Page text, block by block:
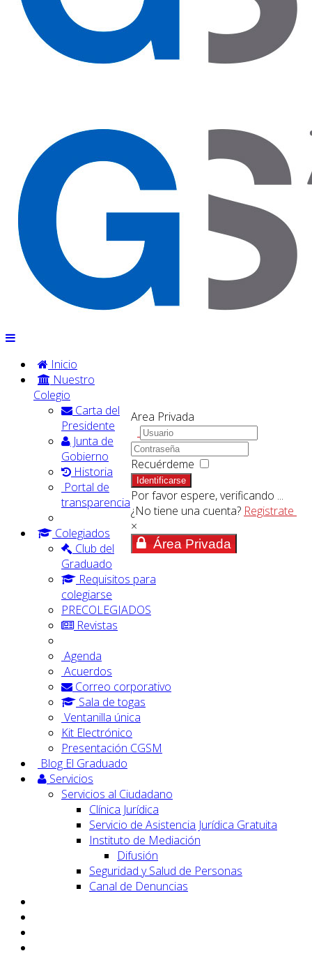
Area Privada
Recuérdeme
Identificarse
Por favor espere, verificando ...
¿No tiene una cuenta? Registrate
×
Área Privada
Inicio
Nuestro
Colegio
Carta del
Presidente
Junta de
Gobierno
Historia
Portal de
transparencia
Colegiados
Club del
Graduado
Requisitos para
colegiarse
PRECOLEGIADOS
Revistas
Agenda
Acuerdos
Correo corporativo
Sala de togas
Ventanilla única
Kit Electrónico
Presentación CGSM
Blog El Graduado
Servicios
Servicios al Ciudadano
Clínica Jurídica
Servicio de Asistencia Jurídica Gratuita
Instituto de Mediación
Difusión
Seguridad y Salud de Personas
Canal de Denuncias